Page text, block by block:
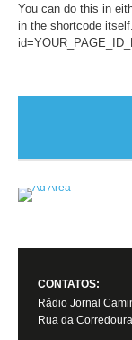
You can do this in
in the shortcode
CONTATOS:
Rádio Jornal
Rua da